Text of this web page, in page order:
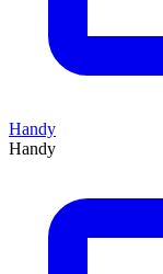
Handy
Handy